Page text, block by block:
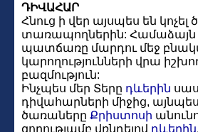
ԴԻՎԱՀԱՐ
Հնուց ի վեր այսպես են
տառապողներին: Համաձայն
պատճառը մարդու մեջ
կարողությունների վրա
բազմություն:
Ինչպես մեր Տերը դևերին
դիվահարների միջից,
ծառաները Քրիստոսի
զորությամբ վռնդելով դևերին